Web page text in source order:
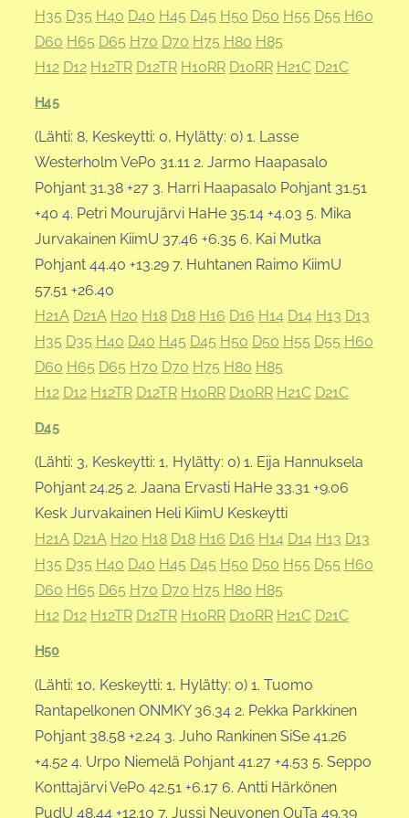
H35 D35 H40 D40 H45 D45 H50 D50 H55 D55 H60
D60 H65 D65 H70 D70 H75 H80 H85
H12 D12 H12TR D12TR H10RR D10RR H21C D21C
H45
(Lähti: 8, Keskeytti: 0, Hylätty: 0) 1. Lasse
Westerholm VePo 31.11 2. Jarmo Haapasalo
Pohjant 31.38 +27 3. Harri Haapasalo Pohjant 31.51
+40 4. Petri Mourujärvi HaHe 35.14 +4.03 5. Mika
Jurvakainen KiimU 37.46 +6.35 6. Kai Mutka
Pohjant 44.40 +13.29 7. Huhtanen Raimo KiimU
57.51 +26.40
H21A D21A H20 H18 D18 H16 D16 H14 D14 H13 D13
H35 D35 H40 D40 H45 D45 H50 D50 H55 D55 H60
D60 H65 D65 H70 D70 H75 H80 H85
H12 D12 H12TR D12TR H10RR D10RR H21C D21C
D45
(Lähti: 3, Keskeytti: 1, Hylätty: 0) 1. Eija Hannuksela
Pohjant 24.25 2. Jaana Ervasti HaHe 33.31 +9.06
Kesk Jurvakainen Heli KiimU Keskeytti
H21A D21A H20 H18 D18 H16 D16 H14 D14 H13 D13
H35 D35 H40 D40 H45 D45 H50 D50 H55 D55 H60
D60 H65 D65 H70 D70 H75 H80 H85
H12 D12 H12TR D12TR H10RR D10RR H21C D21C
H50
(Lähti: 10, Keskeytti: 1, Hylätty: 0) 1. Tuomo
Rantapelkonen ONMKY 36.34 2. Pekka Parkkinen
Pohjant 38.58 +2.24 3. Juho Rankinen SiSe 41.26
+4.52 4. Urpo Niemelä Pohjant 41.27 +4.53 5. Seppo
Konttajärvi VePo 42.51 +6.17 6. Antti Härkönen
PudU 48.44 +12.10 7. Jussi Neuvonen OuTa 49.39